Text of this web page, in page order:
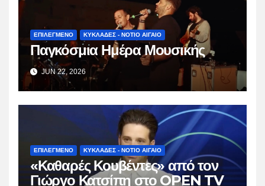
ΕΠΙΛΕΓΜΕΝΟ ΚΥΚΛΑΔΕΣ - ΝΟΤΙΟ ΑΙΓΑΙΟ
Παγκόσμια Ημέρα Μουσικής
JUN 22, 2026
ΕΠΙΛΕΓΜΕΝΟ ΚΥΚΛΑΔΕΣ - ΝΟΤΙΟ ΑΙΓΑΙΟ
«Καθαρές Κουβέντες» από τον
Γιώργο Κατσίπη στο OPEN TV